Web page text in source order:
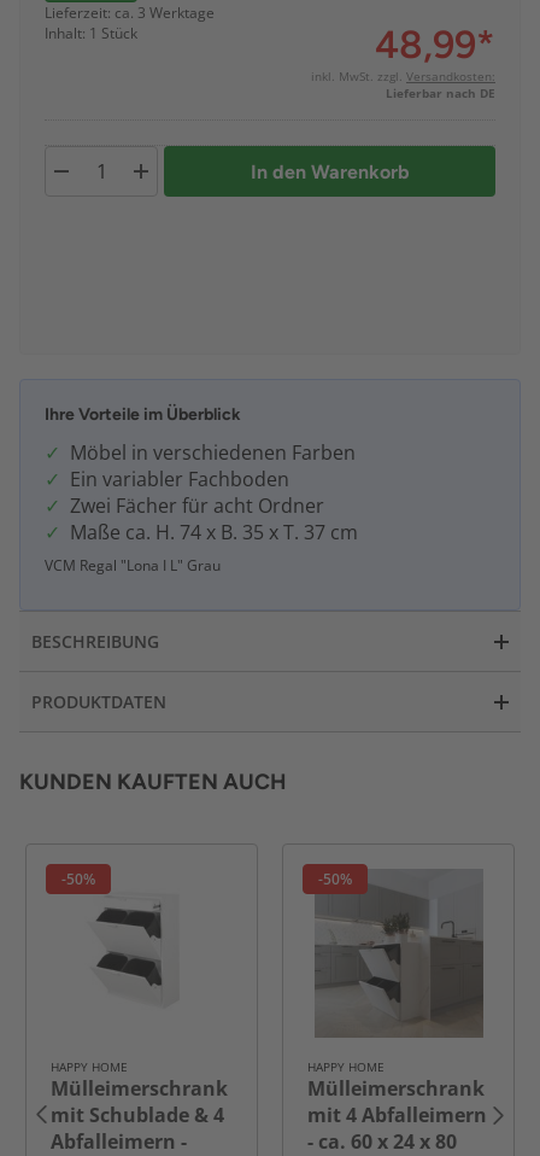
Lieferzeit: ca. 3 Werktage
Inhalt: 1 Stück
48,99*
inkl. MwSt. zzgl. Versandkosten:
Lieferbar nach DE
In den Warenkorb
Ihre Vorteile im Überblick
Möbel in verschiedenen Farben
Ein variabler Fachboden
Zwei Fächer für acht Ordner
Maße ca. H. 74 x B. 35 x T. 37 cm
VCM Regal "Lona I L" Grau
BESCHREIBUNG
PRODUKTDATEN
KUNDEN KAUFTEN AUCH
-50%
HAPPY HOME
Mülleimerschrank
mit Schublade & 4
Abfalleimern -
-50%
HAPPY HOME
Mülleimerschrank
mit 4 Abfalleimern
- ca. 60 x 24 x 80